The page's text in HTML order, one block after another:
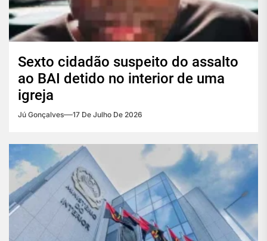
Sexto cidadão suspeito do assalto
ao BAI detido no interior de uma
igreja
Jú Gonçalves 17 De Julho De 2026